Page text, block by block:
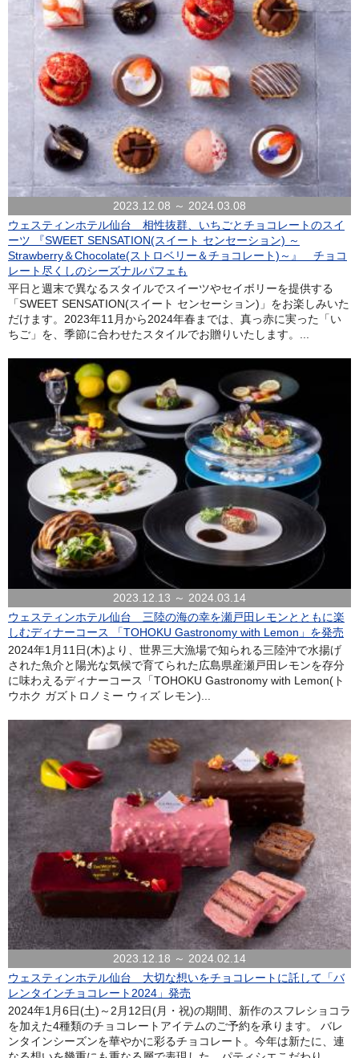
2023.12.08 ～ 2024.03.08
ウェスティンホテル仙台 相性抜群、いちごとチョコレートのスイ
ーツ 『SWEET SENSATION(スイート センセーション) ～
Strawberry＆Chocolate(ストロベリー＆チョコレート)～』 チョコ
レート尽くしのシーズナルパフェも
平日と週末で異なるスタイルでスイーツやセイボリーを提供する
「SWEET SENSATION(スイート センセーション)」をお楽しみいた
だけます。2023年11月から2024年春までは、真っ赤に実った「い
ちご」を、季節に合わせたスタイルでお贈りいたします。...
2023.12.13 ～ 2024.03.14
ウェスティンホテル仙台 三陸の海の幸を瀬戸田レモンとともに楽
しむディナーコース 「TOHOKU Gastronomy with Lemon」を発売
2024年1月11日(木)より、世界三大漁場で知られる三陸沖で水揚げ
された魚介と陽光な気候で育てられた広島県産瀬戸田レモンを存分
に味わえるディナーコース「TOHOKU Gastronomy with Lemon(ト
ウホク ガズトロノミー ウィズ レモン)...
2023.12.18 ～ 2024.02.14
ウェスティンホテル仙台 大切な想いをチョコレートに託して「バ
レンタインチョコレート2024」発売
2024年1月6日(土)～2月12日(月・祝)の期間、新作のスフレショコラ
を加えた4種類のチョコレートアイテムのご予約を承ります。 バレ
ンタインシーズンを華やかに彩るチョコレート。今年は新たに、連